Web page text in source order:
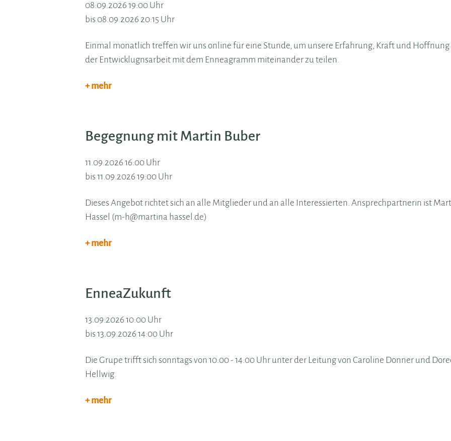
08.09.2026 19:00 Uhr
bis 08.09.2026 20:15 Uhr
Einmal monatlich treffen wir uns online für eine Stunde, um unsere Erfahrung, Kraft und Hoffnung
der Entwicklugnsarbeit mit dem Enneagramm miteinander zu teilen.
+ mehr
Begegnung mit Martin Buber
11.09.2026 16:00 Uhr
bis 11.09.2026 19:00 Uhr
Dieses Angebot richtet sich an alle Mitglieder und an alle Interessierten. Ansprechpartnerin ist
Hassel (m-h@martina hassel.de)
+ mehr
EnneaZukunft
13.09.2026 10:00 Uhr
bis 13.09.2026 14:00 Uhr
Die Grupe trifft sich sonntags von 10:00 - 14:00 Uhr unter der Leitung von Caroline Donner und
Hellwig.
+ mehr